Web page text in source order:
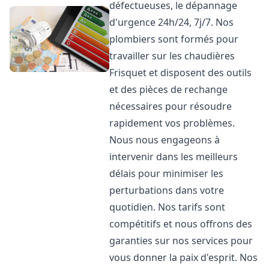
défectueuses, le dépannage
d'urgence 24h/24, 7j/7. Nos
plombiers sont formés pour
travailler sur les chaudières
Frisquet et disposent des outils
et des pièces de rechange
nécessaires pour résoudre
rapidement vos problèmes.
Nous nous engageons à
intervenir dans les meilleurs
délais pour minimiser les
perturbations dans votre
quotidien. Nos tarifs sont
compétitifs et nous offrons des
garanties sur nos services pour
vous donner la paix d'esprit. Nos